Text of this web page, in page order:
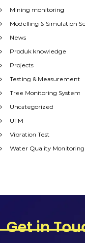
Mining monitoring
Modelling & Simulation
News
Produk knowledge
Projects
Testing & Measurement
Tree Monitoring System
Uncategorized
UTM
Vibration Test
Water Quality
Get in